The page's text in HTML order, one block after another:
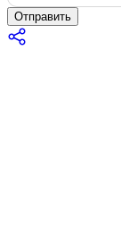
Отправить